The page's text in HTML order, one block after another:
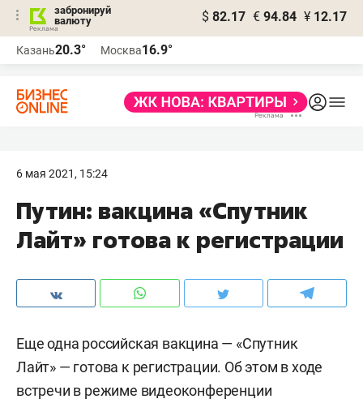
забронируй
валюту
$ 82.17 € 94.84 ¥ 12.17
Казань20.3° Москва16.9°
6 мая 2021, 15:24
Путин: вакцина «Спутник
Лайт» готова к регистрации
Еще одна российская вакцина — «Спутник
Лайт» — готова к регистрации. Об этом в ходе
встречи в режиме видеоконференции